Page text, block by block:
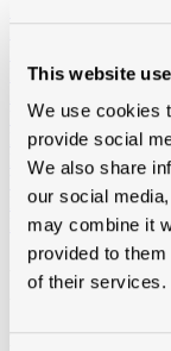
This website
We use cookies
provide social
We also share
our social
may combine it
provided to
of their services.
Hellend dakUrsa
Wand - Zoldervloer
Houtvezelisolatie
Diversen
Vacuumisolatie
Recticel
Kingspan
Alle toebehoren